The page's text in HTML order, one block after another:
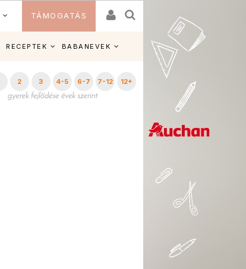
TÁMOGATÁS
RECEPTEK BABANEVEK
2 3 4-5 6-7 7-12 12+